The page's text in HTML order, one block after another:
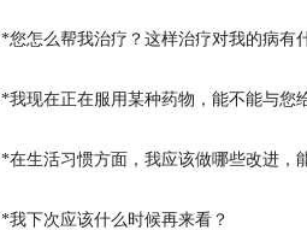
*您怎么帮我治疗？这样治疗对我的病有
*我现在正在服用某种药物，能不能与您
*在生活习惯方面，我应该做哪些改进，
*我下次应该什么时候再来看？